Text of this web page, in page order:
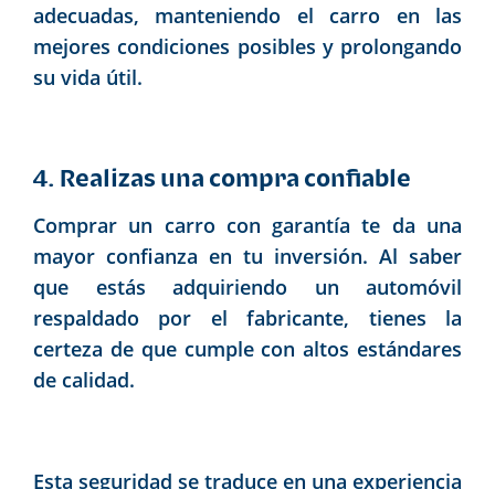
adecuadas, manteniendo el carro en las
mejores condiciones posibles y prolongando
su vida útil.
4. Realizas una compra confiable
Comprar un carro con garantía te da una
mayor confianza en tu inversión. Al saber
que estás adquiriendo un automóvil
respaldado por el fabricante, tienes la
certeza de que cumple con altos estándares
de calidad.
Esta seguridad se traduce en una experiencia